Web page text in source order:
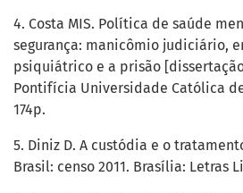
4. Costa MIS. Política de saúde
segurança: manicômio judiciário,
psiquiátrico e a prisão
Pontifícia Universidade Católica
174p.
5. Diniz D. A custódia e o
Brasil: censo 2011. Brasília: Letras